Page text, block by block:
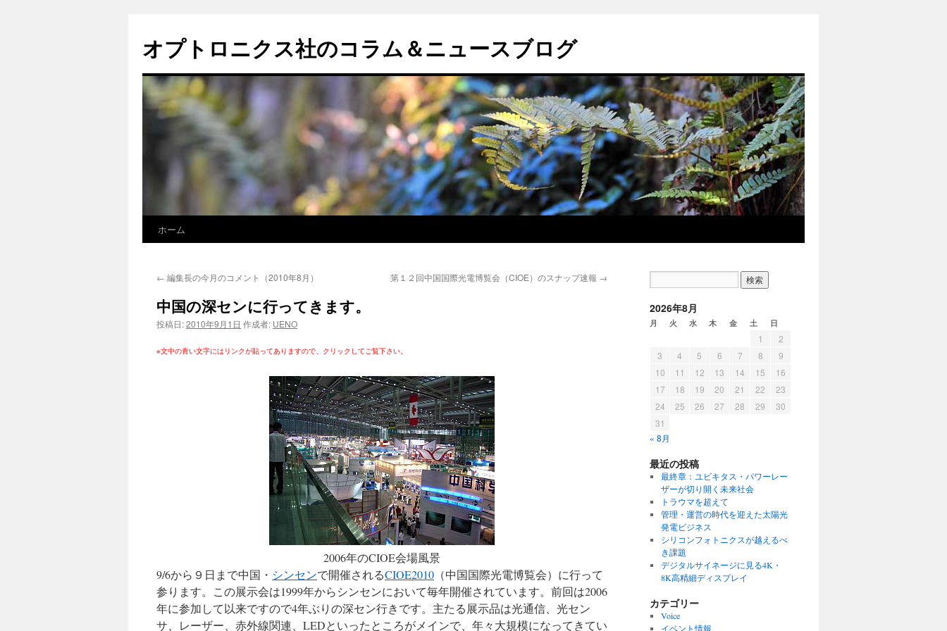
オプトロニクス社のコラム＆ニュースブログ
ホーム
← 編集長の今月のコメント（2010年8月） 第１２回中国国際光電博覧会（CIOE）のスナップ速報 →
中国の深センに行ってきます。
投稿日:2010年9月1日 作成者: UENO
※文中の青い文字にはリンクが貼ってありますので、クリックしてご覧下さい。
2006年のCIOE会場風景
9/6から９日まで中国・ シンセンで開催されるCIOE2010 （中国国際光電博覧会）に行って
参ります。この展示会は1999年からシンセンにおいて毎年開催されています。前回は2006
年に参加して以来ですので4年ぶりの深セン行きです。主たる展示品は光通信、光セン
サ、レーザー、赤外線関連、LEDといったところがメインで、年々大規模になってきてい
2026年8月
月 火 水 木 金 土 日
1
2
3
4 5 6 7 8
9
10
11 12 13 14 15
16
17
18 19 20 21 22
23
24
25 26 27 28 29
30
31
« 8月
最近の投稿
最終章：ユビキタス・パワーレー
ザーが切り開く未来社会
トラウマを超えて
管理・運営の時代を迎えた太陽光
発電ビジネス
シリコンフォトニクスが越えるべ
き課題
デジタルサイネージに見る4K・
8K高精細ディスプレイ
カテゴリー
Voice
イベント情報